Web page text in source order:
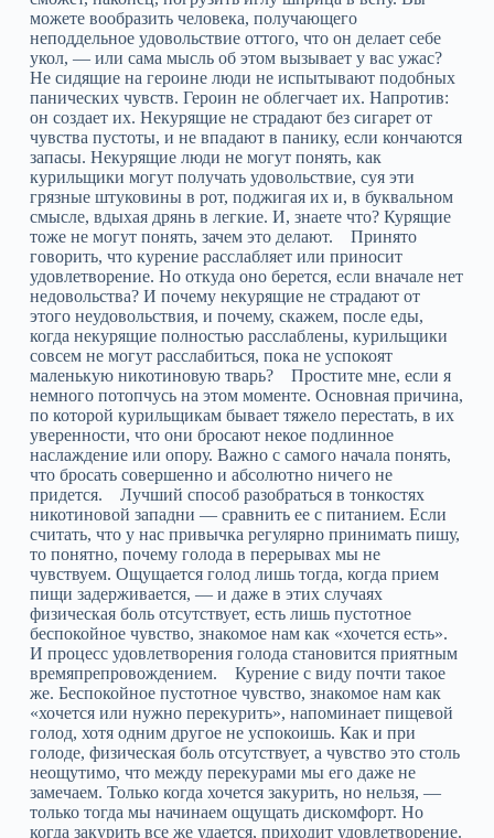
можете вообразить человека, получающего
неподдельное удовольствие оттого, что он делает себе
укол, — или сама мысль об этом вызывает у вас ужас?
Не сидящие на героине люди не испытывают подобных
панических чувств. Героин не облегчает их. Напротив:
он создает их. Некурящие не страдают без сигарет от
чувства пустоты, и не впадают в панику, если кончаются
запасы. Некурящие люди не могут понять, как
курильщики могут получать удовольствие, суя эти
грязные штуковины в рот, поджигая их и, в буквальном
смысле, вдыхая дрянь в легкие. И, знаете что? Курящие
тоже не могут понять, зачем это делают. Принято
говорить, что курение расслабляет или приносит
удовлетворение. Но откуда оно берется, если вначале нет
недовольства? И почему некурящие не страдают от
этого неудовольствия, и почему, скажем, после еды,
когда некурящие полностью расслаблены, курильщики
совсем не могут расслабиться, пока не успокоят
маленькую никотиновую тварь? Простите мне, если я
немного потопчусь на этом моменте. Основная причина,
по которой курильщикам бывает тяжело перестать, в их
уверенности, что они бросают некое подлинное
наслаждение или опору. Важно с самого начала понять,
что бросать совершенно и абсолютно ничего не
придется. Лучший способ разобраться в тонкостях
никотиновой западни — сравнить ее с питанием. Если
считать, что у нас привычка регулярно принимать пишу,
то понятно, почему голода в перерывах мы не
чувствуем. Ощущается голод лишь тогда, когда прием
пищи задерживается, — и даже в этих случаях
физическая боль отсутствует, есть лишь пустотное
беспокойное чувство, знакомое нам как «хочется есть».
И процесс удовлетворения голода становится приятным
времяпрепровождением. Курение с виду почти такое
же. Беспокойное пустотное чувство, знакомое нам как
«хочется или нужно перекурить», напоминает пищевой
голод, хотя одним другое не успокоишь. Как и при
голоде, физическая боль отсутствует, а чувство это столь
неощутимо, что между перекурами мы его даже не
замечаем. Только когда хочется закурить, но нельзя, —
только тогда мы начинаем ощущать дискомфорт. Но
когда закурить все же удается, приходит удовлетворение.